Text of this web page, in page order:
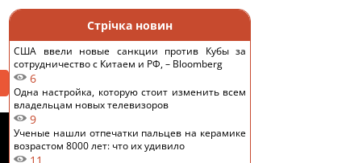
Стрічка новин
США ввели новые санкции против Кубы за
сотрудничество с Китаем и РФ, – Bloomberg
6
Одна настройка, которую стоит изменить всем
владельцам новых телевизоров
9
Ученые нашли отпечатки пальцев на керамике
возрастом 8000 лет: что их удивило